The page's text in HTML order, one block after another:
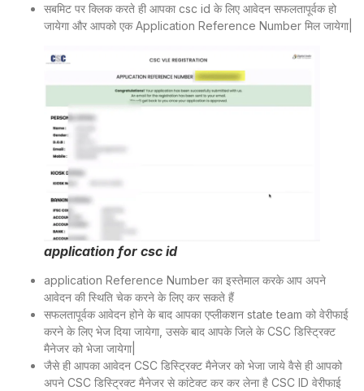
सबमिट पर क्लिक करते ही आपका csc id के लिए आवेदन सफलतापूर्वक हो
जायेगा और आपको एक Application Reference Number मिल जायेगा|
application for csc id
application Reference Number का इस्तेमाल करके आप अपने
आवेदन की स्थिति चेक करने के लिए कर सकते हैं
सफलतापूर्वक आवेदन होने के बाद आपका एप्लीकशन state team को वेरीफाई
करने के लिए भेज दिया जायेगा, उसके बाद आपके जिले के CSC डिस्ट्रिक्ट
मैनेजर को भेजा जायेगा|
जैसे ही आपका आवेदन CSC डिस्ट्रिक्ट मैनेजर को भेजा जाये वैसे ही आपको
अपने CSC डिस्ट्रिक्ट मैनेजर से कांटेक्ट कर कर लेना है CSC ID वेरीफाई